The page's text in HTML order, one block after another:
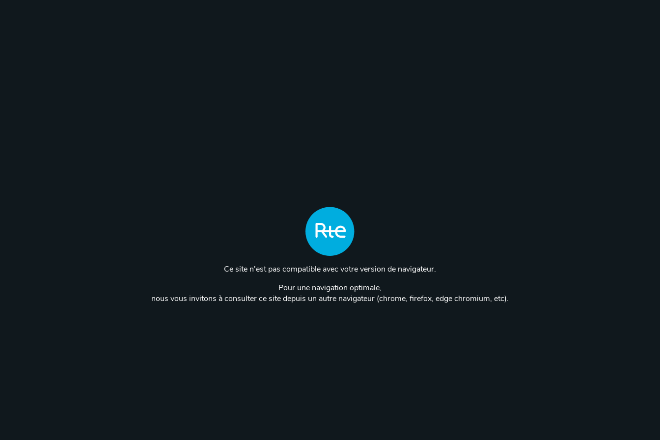
Ce site n'est pas compatible avec votre version de navigateur.
Pour une navigation optimale,
nous vous invitons à consulter ce site depuis un autre navigateur (chrome, firefox, edge chromium, etc).